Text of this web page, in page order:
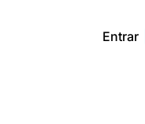
Entrar